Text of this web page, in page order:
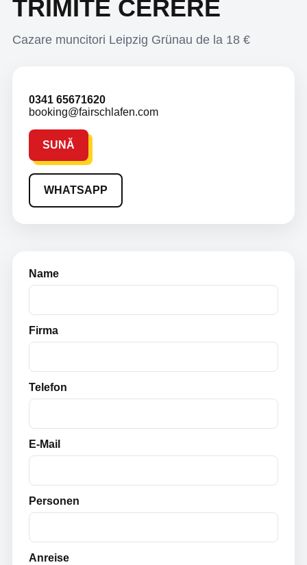
TRIMITE CERERE
Cazare muncitori Leipzig Grünau de la 18 €
0341 65671620
booking@fairschlafen.com
SUNĂ
WHATSAPP
Name
Firma
Telefon
E-Mail
Personen
Anreise